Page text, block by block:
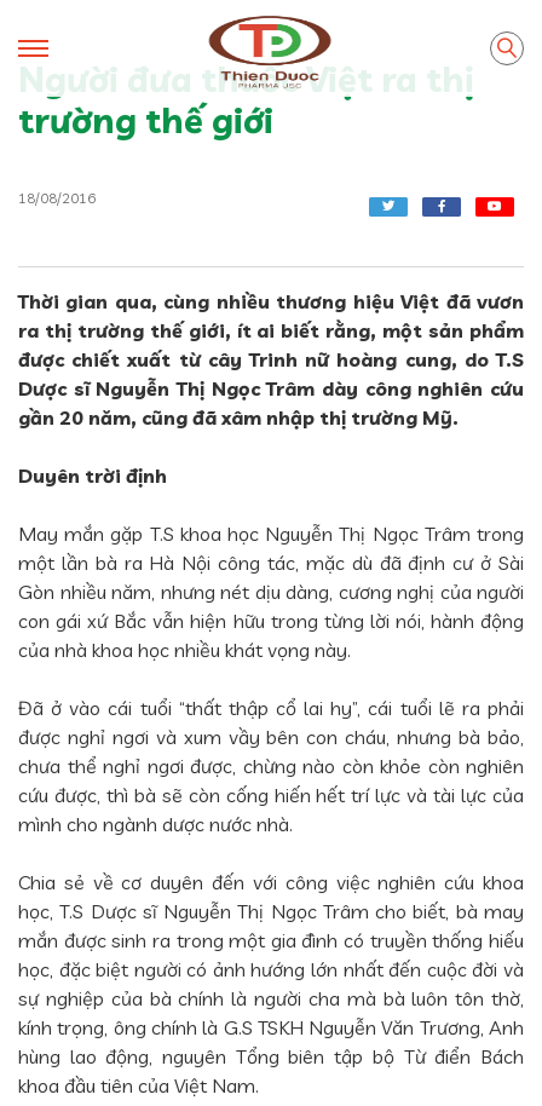
Người đưa thuốc Việt ra thị
trường thế giới
18/08/2016
Thời gian qua, cùng nhiều thương hiệu Việt đã vươn
ra thị trường thế giới, ít ai biết rằng, một sản phẩm
được chiết xuất từ cây Trinh nữ hoàng cung, do T.S
Dược sĩ Nguyễn Thị Ngọc Trâm dày công nghiên cứu
gần 20 năm, cũng đã xâm nhập thị trường Mỹ.
Duyên trời định
May mắn gặp T.S khoa học Nguyễn Thị Ngọc Trâm trong
một lần bà ra Hà Nội công tác, mặc dù đã định cư ở Sài
Gòn nhiều năm, nhưng nét dịu dàng, cương nghị của người
con gái xứ Bắc vẫn hiện hữu trong từng lời nói, hành động
của nhà khoa học nhiều khát vọng này.
Đã ở vào cái tuổi “thất thập cổ lai hy”, cái tuổi lẽ ra phải
được nghỉ ngơi và xum vầy bên con cháu, nhưng bà bảo,
chưa thể nghỉ ngơi được, chừng nào còn khỏe còn nghiên
cứu được, thì bà sẽ còn cống hiến hết trí lực và tài lực của
mình cho ngành dược nước nhà.
Chia sẻ về cơ duyên đến với công việc nghiên cứu khoa
học, T.S Dược sĩ Nguyễn Thị Ngọc Trâm cho biết, bà may
mắn được sinh ra trong một gia đình có truyền thống hiếu
học, đặc biệt người có ảnh hướng lớn nhất đến cuộc đời và
sự nghiệp của bà chính là người cha mà bà luôn tôn thờ,
kính trọng, ông chính là G.S TSKH Nguyễn Văn Trương, Anh
hùng lao động, nguyên Tổng biên tập bộ Từ điển Bách
khoa đầu tiên của Việt Nam.